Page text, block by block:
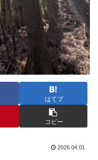
はてブ
コピー
2026.04.01